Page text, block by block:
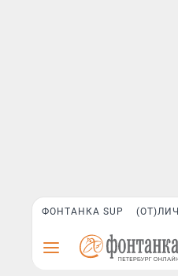
ФОНТАНКА SUP